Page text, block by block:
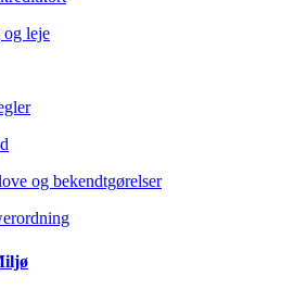
og leje
og bekendtgørelser